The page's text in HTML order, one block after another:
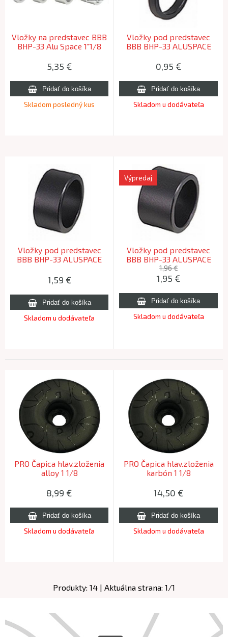
Vložky na predstavec BBB
BHP-33 Alu Space 1"1/8
5,35 €
Skladom posledný kus
Vložky pod predstavec
BBB BHP-33 ALUSPACE
0,95 €
Skladom u dodávateľa
Vložky pod predstavec
BBB BHP-33 ALUSPACE
1,59 €
Skladom u dodávateľa
Vložky pod predstavec
BBB BHP-33 ALUSPACE
20mm
Výpredaj
1,96 €
1,95 €
Skladom u dodávateľa
PRO Čapica hlav.zloženia
alloy 1 1/8
8,99 €
Skladom u dodávateľa
PRO Čapica hlav.zloženia
karbón 1 1/8
14,50 €
Skladom u dodávateľa
Produkty: 14 | Aktuálna strana: 1/1